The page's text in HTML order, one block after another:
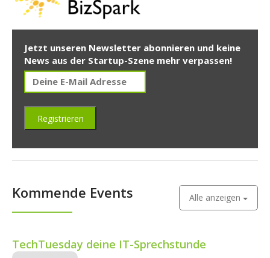
Jetzt unseren Newsletter abonnieren und keine
News aus der Startup-Szene mehr verpassen!
Kommende Events Alle anzeigen
TechTuesday deine IT-Sprechstunde